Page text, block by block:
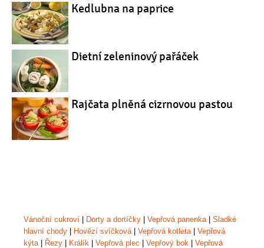
Kedlubna na paprice
Dietní zeleninový pařáček
Rajčata plněná cizrnovou pastou
Vánoční cukroví | Dorty a dortíčky | Vepřová panenka | Sladké
hlavní chody | Hovězí svíčková | Vepřová kotleta | Vepřová
kýta | Řezy | Králík | Vepřová plec | Vepřový bok | Vepřová